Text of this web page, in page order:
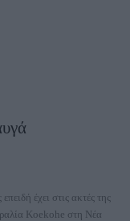
έχει στις ακτές της